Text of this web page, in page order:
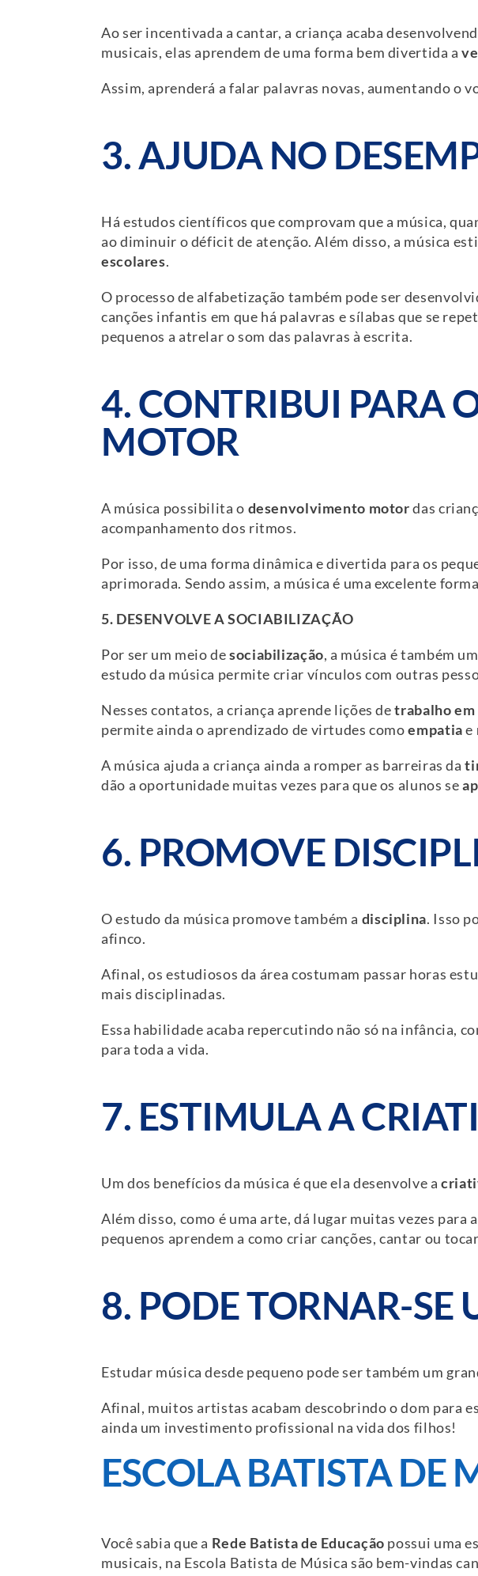
Ao ser incentivada a cantar, a criança acaba
musicais, elas aprendem de uma forma bem divertida a
Assim, aprenderá a falar palavras novas, aumentando o
3. AJUDA NO
Há estudos científicos que comprovam que a música,
ao diminuir o déficit de atenção. Além disso, a música
escolares.
O processo de alfabetização também pode ser
canções infantis em que há palavras e sílabas que se
pequenos a atrelar o som das palavras à escrita.
4. CONTRIBUI PARA
MOTOR
A música possibilita o desenvolvimento motordas
acompanhamento dos ritmos.
Por isso, de uma forma dinâmica e divertida para os
aprimorada. Sendo assim, a música é uma excelente
5. DESENVOLVE A SOCIABILIZAÇÃO
Por ser um meio desociabilização, a música é também
estudo da música permite criar vínculos com outras
Nesses contatos, a criança aprende lições detrabalho em
permite ainda o aprendizado de virtudes comoempatiae
A música ajuda a criança ainda a romper as barreiras da
dão a oportunidade muitas vezes para que os alunos se
6. PROMOVE
O estudo da música promove também a disciplina. Isso
afinco.
Afinal, os estudiosos da área costumam passar horas
mais disciplinadas.
Essa habilidade acaba repercutindo não só na infância,
para toda a vida.
7. ESTIMULA A
Um dos benefícios da música é que ela desenvolve a
Além disso, como é uma arte, dá lugar muitas vezes para a
pequenos aprendem a como criar canções, cantar ou
8. PODE TORNAR-SE
Estudar música desde pequeno pode ser também um
Afinal, muitos artistas acabam descobrindo o dom para
ainda um investimento profissional na vida dos filhos!
ESCOLA BATISTA DE
Você sabia que a Rede Batista de Educação possui uma
musicais, na Escola Batista de Música são bem-vindas